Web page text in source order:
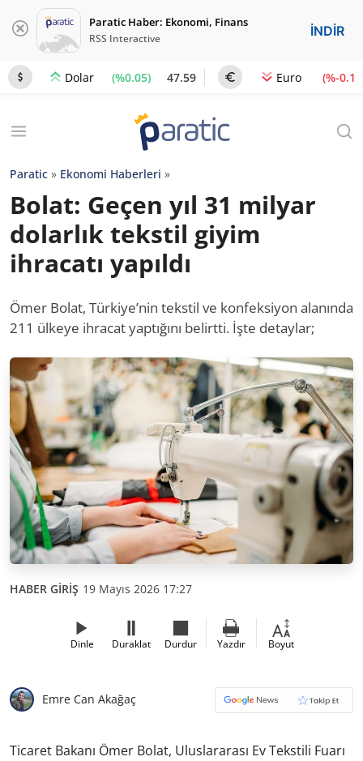
Paratic Haber: Ekonomi, Finans
RSS Interactive İNDİR
Dolar (%0.05) 47.59 Euro (%-0.1)
Paratic » Ekonomi Haberleri »
Bolat: Geçen yıl 31 milyar
dolarlık tekstil giyim
ihracatı yapıldı
Ömer Bolat, Türkiye’nin tekstil ve konfeksiyon alanında
211 ülkeye ihracat yaptığını belirtti. İşte detaylar;
HABER GİRİŞ 19 Mayıs 2026 17:27
Dinle Duraklat Durdur Yazdır Boyut
Emre Can Akağaç
Ticaret Bakanı Ömer Bolat, Uluslararası Ev Tekstili Fuarı